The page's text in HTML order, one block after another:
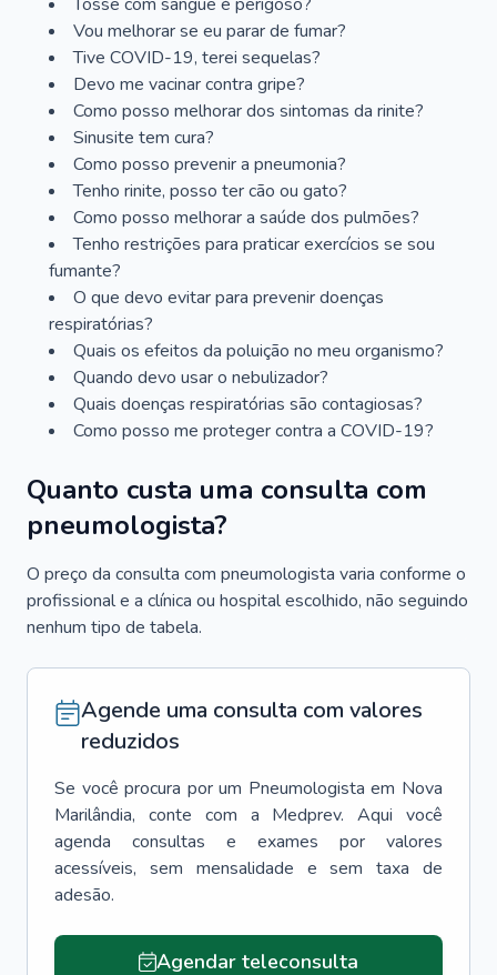
Vou melhorar se eu parar de fumar?
Tive COVID-19, terei sequelas?
Devo me vacinar contra gripe?
Como posso melhorar dos sintomas da rinite?
Sinusite tem cura?
Como posso prevenir a pneumonia?
Tenho rinite, posso ter cão ou gato?
Como posso melhorar a saúde dos pulmões?
Tenho restrições para praticar exercícios se sou
fumante?
O que devo evitar para prevenir doenças
respiratórias?
Quais os efeitos da poluição no meu organismo?
Quando devo usar o nebulizador?
Quais doenças respiratórias são contagiosas?
Como posso me proteger contra a COVID-19?
Quanto custa uma consulta com
pneumologista?
O preço da consulta com pneumologista varia conforme o
profissional e a clínica ou hospital escolhido, não seguindo
nenhum tipo de tabela.
Agende uma consulta com valores
reduzidos
Se você procura por um Pneumologista em Nova
Marilândia, conte com a Medprev. Aqui você
agenda consultas e exames por valores
acessíveis, sem mensalidade e sem taxa de
adesão.
Agendar teleconsulta